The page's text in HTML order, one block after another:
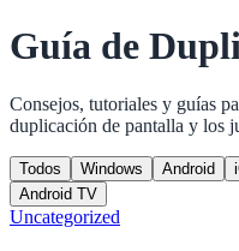
Guía de
Consejos, tutoriales y guías
duplicación de pantalla y los
Todos Windows Android
Android TV
Uncategorized